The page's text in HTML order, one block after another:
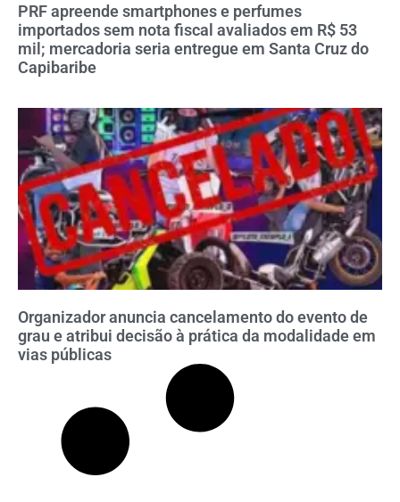
PRF apreende smartphones e perfumes
importados sem nota fiscal avaliados em R$ 53
mil; mercadoria seria entregue em Santa Cruz do
Capibaribe
Organizador anuncia cancelamento do evento de
grau e atribui decisão à prática da modalidade em
vias públicas